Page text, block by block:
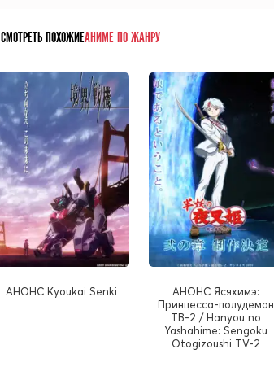
СМОТРЕТЬ ПОХОЖИЕАНИМЕ ПО ЖАНРУ
АНОНС Kyoukai Senki
АНОНС Ясяхимэ:
Принцесса-полудемон
ТВ-2 / Hanyou no
Yashahime: Sengoku
Otogizoushi TV-2